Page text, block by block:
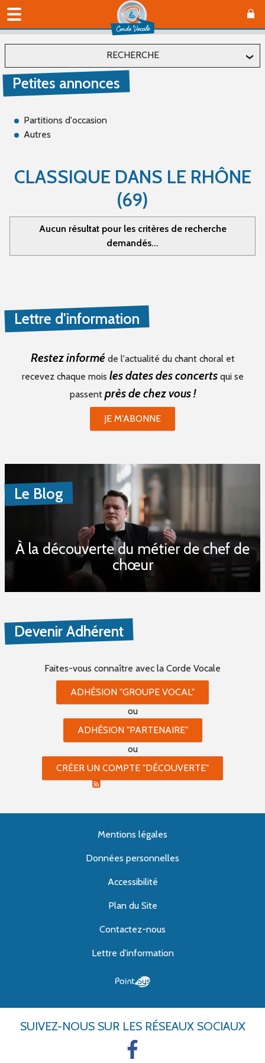
RECHERCHE
Localiser
Affiner
Comédie Musicale (0)
Autre (0)
Mot(s) clé(s)
PROPOSER UNE PARTITION
RSS PARTITIONS
Petites annonces
Partitions d'occasion
Autres
CLASSIQUE DANS LE RHÔNE
(69)
Aucun résultat pour les critères de recherche
demandés...
Lettre d'information
Restez informé de l'actualité du chant choral et
recevez chaque mois les dates des concertsqui se
passent près de chez vous !
JE M'ABONNE
Le Blog
À la découverte du métier de chef de
chœur
Devenir Adhérent
Faites-vous connaître avec la Corde Vocale
ADHÉSION "GROUPE VOCAL"
ou
ADHÉSION "PARTENAIRE"
ou
CRÉER UN COMPTE "DÉCOUVERTE"
Mentions légales
Données personnelles
Accessibilité
Plan du Site
Contactez-nous
Lettre d'information
SUIVEZ-NOUS SUR LES RÉSEAUX SOCIAUX